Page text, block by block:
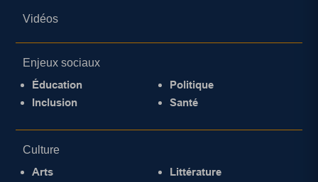
Vidéos
Enjeux sociaux
Éducation
Inclusion
Politique
Santé
Culture
Arts
Littérature